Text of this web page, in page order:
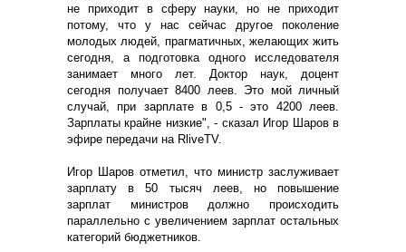
не приходит в сферу науки, но не приходит
потому, что у нас сейчас другое поколение
молодых людей, прагматичных, желающих жить
сегодня, а подготовка одного исследователя
занимает много лет. Доктор наук, доцент
сегодня получает 8400 леев. Это мой личный
случай, при зарплате в 0,5 - это 4200 леев.
Зарплаты крайне низкие", - сказал Игор Шаров в
эфире передачи на RliveTV.
Игор Шаров отметил, что министр заслуживает
зарплату в 50 тысяч леев, но повышение
зарплат министров должно происходить
параллельно с увеличением зарплат остальных
категорий бюджетников.